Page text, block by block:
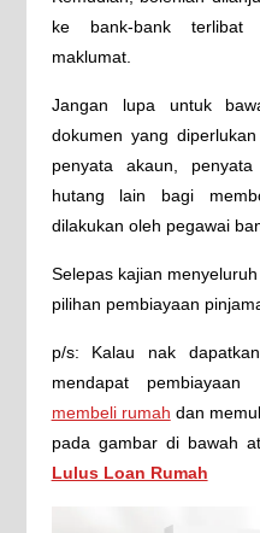
ke bank-bank terlibat
maklumat.
Jangan lupa untuk
dokumen yang
penyata akaun,
hutang lain bagi
dilakukan oleh pegawai
Selepas kajian
pilihan pembiayaan
p/s: Kalau nak
mendapat
membeli rumah dan
pada gambar di bawah
Lulus Loan Rumah